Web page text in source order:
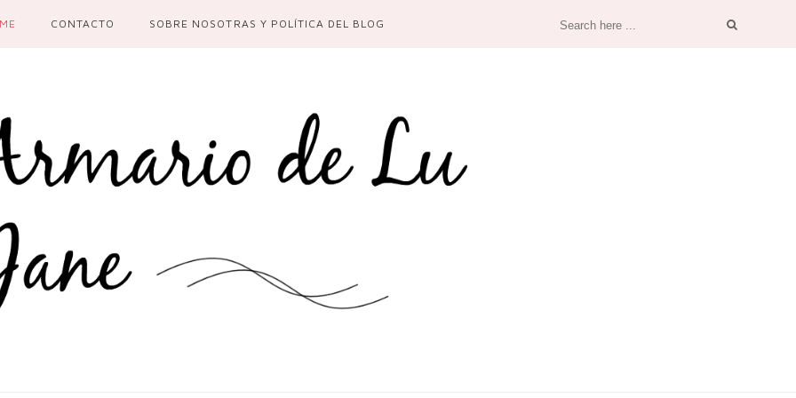
CONTACTO SOBRE NOSOTRAS Y POLÍTICA DEL BLOG